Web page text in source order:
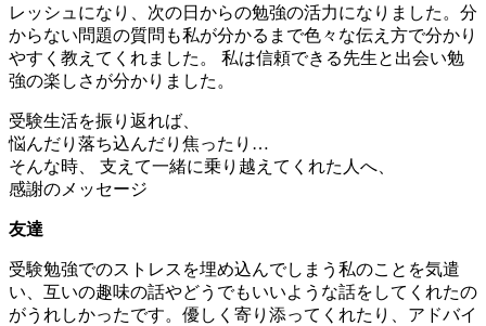
レッシュになり、次の日からの勉強の活力になりました。分
からない問題の質問も私が分かるまで色々な伝え方で分かり
やすく教えてくれました。 私は信頼できる先生と出会い勉
強の楽しさが分かりました。
受験生活を振り返れば、
悩んだり落ち込んだり焦ったり…
そんな時、 支えて一緒に乗り越えてくれた人へ、
感謝のメッセージ
友達
受験勉強でのストレスを埋め込んでしまう私のことを気遣
い、互いの趣味の話やどうでもいいような話をしてくれたの
がうれしかったです。優しく寄り添ってくれたり、アドバイ